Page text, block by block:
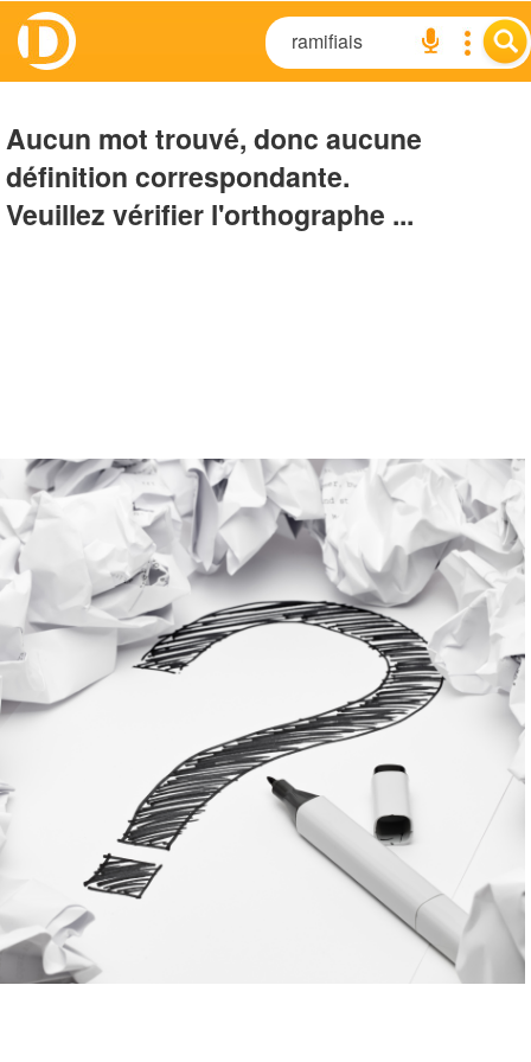
Aucun mot trouvé, donc aucune
définition correspondante.
Veuillez vérifier l'orthographe ...